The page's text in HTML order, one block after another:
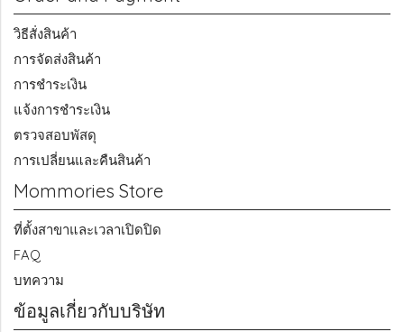
วิธีสั่งสินค้า
การจัดส่งสินค้า
การชำระเงิน
แจ้งการชำระเงิน
ตรวจสอบพัสดุ
การเปลี่ยนและคืนสินค้า
Mommories Store
ที่ตั้งสาขาและเวลาเปิดปิด
FAQ
บทความ
ข้อมูลเกี่ยวกับบริษัท